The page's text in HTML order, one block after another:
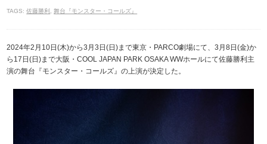
TAGS:佐藤勝利 ,舞台『モンスター・コールズ』
2024年2月10日(木)から3月3日(日)まで東京・PARCO劇場にて、3月8日(金)か
ら17日(日)まで大阪・COOL JAPAN PARK OSAKA WWホールにて佐藤勝利主
演の舞台『モンスター・コールズ』の上演が決定した。